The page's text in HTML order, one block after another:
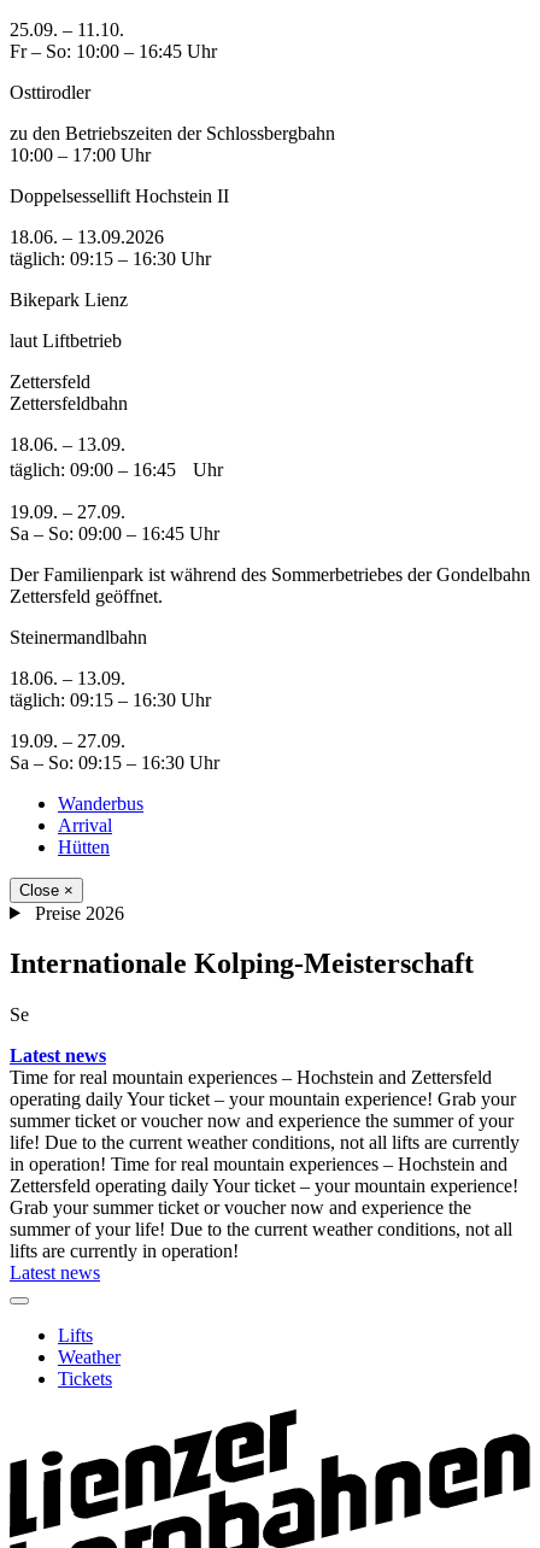
25.09. – 11.10.
Fr – So: 10:00 – 16:45 Uhr
Osttirodler
zu den Betriebszeiten der Schlossbergbahn
10:00 – 17:00 Uhr
Doppelsessellift Hochstein II
18.06. – 13.09.2026
täglich: 09:15 – 16:30 Uhr
Bikepark Lienz
laut Liftbetrieb
Zettersfeld
Zettersfeldbahn
18.06. – 13.09.
täglich: 09:00 – 16:45 Uhr
19.09. – 27.09.
Sa – So: 09:00 – 16:45 Uhr
Der Familienpark ist während des Sommerbetriebes der Gondelbahn
Zettersfeld geöffnet.
Steinermandlbahn
18.06. – 13.09.
täglich: 09:15 – 16:30 Uhr
19.09. – 27.09.
Sa – So: 09:15 – 16:30 Uhr
Wanderbus
Arrival
Hütten
Close ×
Preise 2026
Internationale Kolping-Meisterschaft
Se
Latest news
Time for real mountain experiences – Hochstein and Zettersfeld
operating dailyYour ticket – your mountain experience! Grab your
summer ticket or voucher now and experience the summer of your
life! Due to the current weather conditions, not all lifts are currently
in operation! Time for real mountain experiences – Hochstein and
Zettersfeld operating dailyYour ticket – your mountain experience!
Grab your summer ticket or voucher now and experience the
summer of your life! Due to the current weather conditions, not all
lifts are currently in operation!
Latest news
Lifts
Weather
Tickets